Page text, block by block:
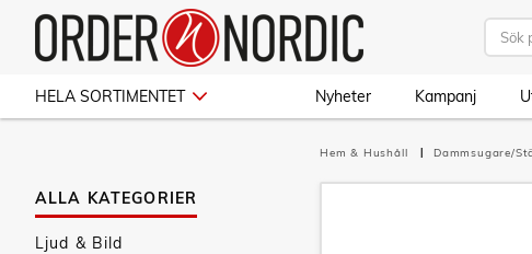
HELA SORTIMENTET Nyheter Kampanj
ALLA KATEGORIER
Ljud & Bild
Hem & Hushåll Dammsugare/